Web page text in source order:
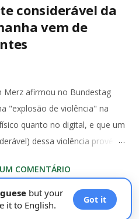
considerável da
vem de
Merz afirmou no Bundestag
"explosão de violência" na
quanto no digital, e que um
dessa violência provém
completa das causas, sem
segurança no país. De acordo
(PKS) 2024 do
COMENTÁRIO
but your
it to English.
Got it